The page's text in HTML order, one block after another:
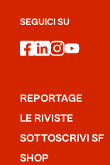
SEGUICI SU
facebook
linkedin
instagram
youtube
REPORTAGE
LE RIVISTE
SOTTOSCRIVI SF
SHOP